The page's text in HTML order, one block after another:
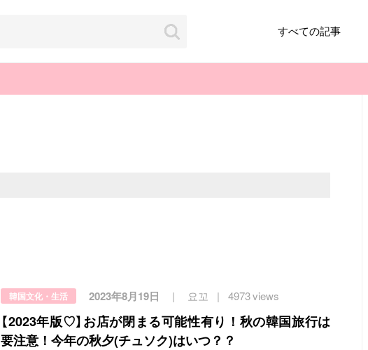
すべての記事
韓国文化・生活 2023年8月19日 요꼬 4973 views
【2023年版♡】お店が閉まる可能性有り！秋の韓国旅行は
要注意！今年の秋夕(チュソク)はいつ？？